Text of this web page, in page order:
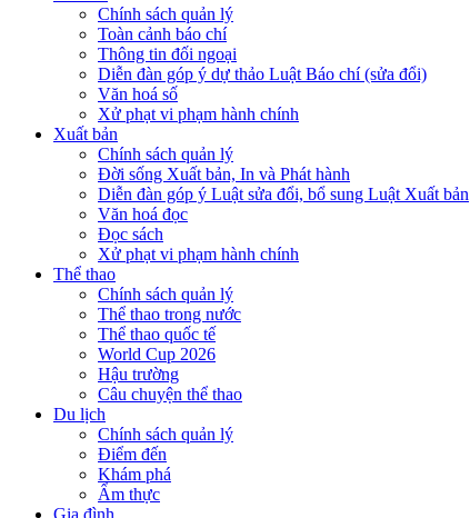
Chính sách quản lý
Toàn cảnh báo chí
Thông tin đối ngoại
Diễn đàn góp ý dự thảo Luật Báo chí (sửa đổi)
Văn hoá số
Xử phạt vi phạm hành chính
Xuất bản
Chính sách quản lý
Đời sống Xuất bản, In và Phát hành
Diễn đàn góp ý Luật sửa đổi, bổ sung Luật Xuất bản
Văn hoá đọc
Đọc sách
Xử phạt vi phạm hành chính
Thể thao
Chính sách quản lý
Thể thao trong nước
Thể thao quốc tế
World Cup 2026
Hậu trường
Câu chuyện thể thao
Du lịch
Chính sách quản lý
Điểm đến
Khám phá
Ẩm thực
Gia đình